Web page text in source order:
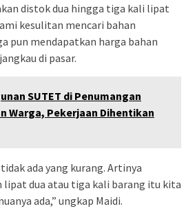
distok dua hingga tiga kali lipat
kesulitan mencari bahan
pun mendapatkan harga bahan
di pasar.
SUTET di Penumangan
Warga, Pekerjaan Dihentikan
ada yang kurang. Artinya
lipat dua atau tiga kali barang itu kita
ada,” ungkap Maidi.